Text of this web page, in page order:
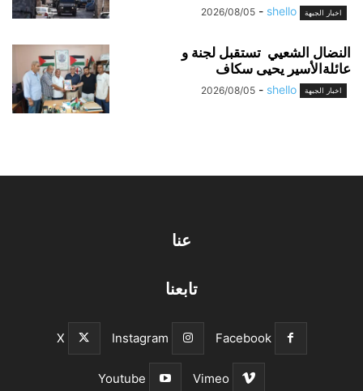
اخبار الجبهة shello
-
2026/08/05
النضال الشعيي تستقبل لجنة و
عائلةالأسير يحيى سكاف
اخبار الجبهة shello
-
2026/08/05
عنا
تابعنا
Facebook
Instagram
X
Vimeo
Youtube